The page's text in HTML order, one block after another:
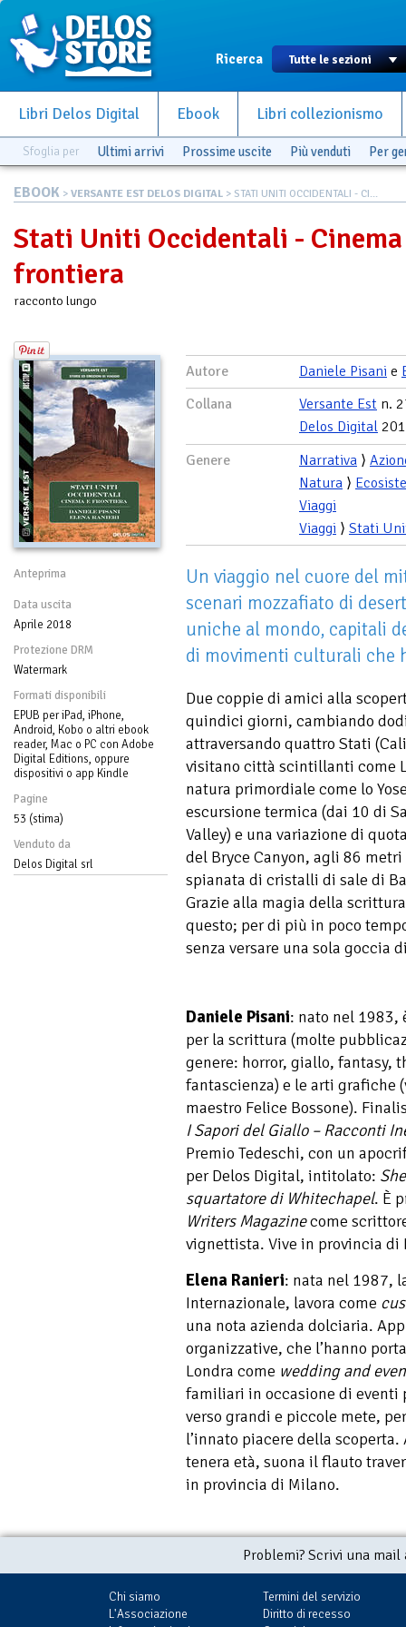
Ricerca
Libri Delos Digital Ebook Libri collezionismo
Sfoglia per Ultimi arrivi Prossime uscite Più venduti Per
EBOOK > VERSANTE EST DELOS DIGITAL > STATI UNITI OCCIDENTALI - CI...
Stati Uniti Occidentali - Cinema
frontiera
racconto lungo
Anteprima
Data uscita
Aprile 2018
Protezione DRM
Watermark
Formati disponibili
EPUB per iPad, iPhone,
Android, Kobo o altri ebook
reader, Mac o PC con Adobe
Digital Editions, oppure
dispositivi o app Kindle
Pagine
53 (stima)
Venduto da
Delos Digital srl
Autore Daniele Pisani e
Collana
Versante Est n.
Delos Digital
Genere
Narrativa ⟩
Natura ⟩
Viaggi
Viaggi ⟩ Stati
Un viaggio nel cuore del
scenari mozzafiato di
uniche al mondo, capitali
di movimenti culturali che
Due coppie di amici alla
quindici giorni, cambiando
attraversando quattro Stati
visitano città scintillanti come
natura primordiale come lo
escursione termica (dai 10 di
Valley) e una variazione di
del Bryce Canyon, agli 86
spianata di cristalli di sale di
Grazie alla magia della
questo; per di più in poco
senza versare una sola goccia
Daniele Pisani: nato nel 1983,
per la scrittura (molte
genere: horror, giallo, fantasy,
fantascienza) e le arti grafiche
maestro Felice Bossone).
I Sapori del Giallo – Racconti
Premio Tedeschi, con un
per Delos Digital, intitolato:
squartatore di Whitechapel. È
Writers Magazinecome
vignettista. Vive in provincia di
Elena Ranieri: nata nel 1987,
Internazionale, lavora come
una nota azienda dolciaria.
organizzative, che l’hanno
Londra come wedding and
familiari in occasione di
verso grandi e piccole mete,
l’innato piacere della
tenera età, suona il flauto
in provincia di Milano.
Problemi? Scrivi una
Chi siamo
L'Associazione
Termini del servizio
Diritto di recesso